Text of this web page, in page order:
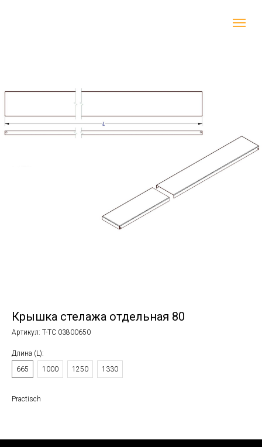
Крышка стелажа отдельная 80
Артикул: T-TC 03800650
Длина (L):
665
1000 1250 1330
Practisch